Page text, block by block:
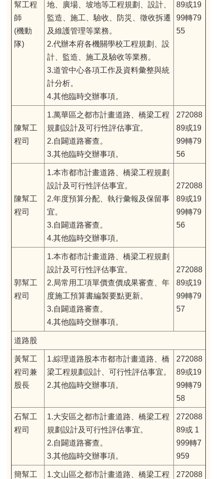
幫工程
師
(機動
隊)
地、廣場、坡地等工程規劃、設計、
監造、施工、驗收、防災、徵收拆遷
及維護管理等業務。
2.代辦本府各機關學校工程規劃、設
計、監造、施工及驗收等業務。
3.道管中心各項工作及資料彙整與統
計分析。
4.其他臨時交辦事項。
89或19
99轉79
55
陳幫工
程司
1.萬華區之都市計畫道路、橋梁工程
規劃設計及可行性評估事宜。
2.自闢道路審查。
3.其他臨時交辦事項。
272088
89或19
99轉79
56
陳幫工
程司
1.本市都市計畫道路、橋梁工程規劃
設計及可行性評估事宜。
2.年度預算分配、執行彙報及保留事
宜。
3.自闢道路審查。
4.其他臨時交辦事項。
272088
89或19
99轉79
56
郭幫工
程司
1.本市都市計畫道路、橋梁工程規劃
設計及可行性評估事宜。
2.局常用工項單價查價成果審查、年
度施工預算書編製要點更新。
3.自闢道路審查。
4.其他臨時交辦事項。
272088
89或19
99轉79
57
道路股
黃幫工
程司兼
股長
1.綜理道路股本市都市計畫道路、橋
梁工程規劃設計、可行性評估事宜。
2.其他臨時交辦事項。
272088
89或19
99轉79
58
石幫工
程司
1.大安區之都市計畫道路、橋梁工程
規劃設計及可行性評估事宜。
2.自闢道路審查。
3.其他臨時交辦事項。
272088
89或 1
999轉7
959
簡幫工
1.文山區之都市計畫道路、橋梁工程
272088